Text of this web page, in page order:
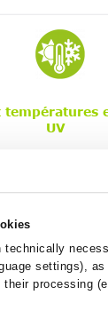
technically
settings),
processing
températures
UV